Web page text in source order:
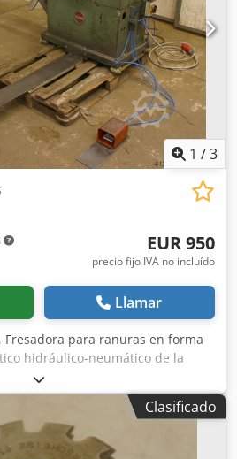
1 /3
EUR 950
precio fijo IVA no incluído
Llamar
, Fresadora para ranuras en forma
hidráulico-neumático de la
Anjb A H Hfo Nor -
250 mm
Clasificado